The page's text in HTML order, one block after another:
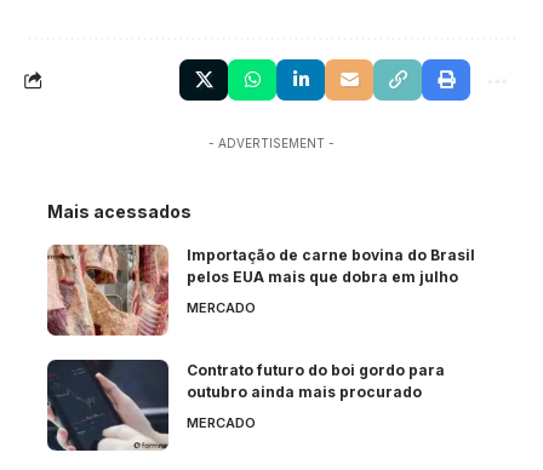
- ADVERTISEMENT -
Mais acessados
Importação de carne bovina do Brasil
pelos EUA mais que dobra em julho
MERCADO
Contrato futuro do boi gordo para
outubro ainda mais procurado
MERCADO